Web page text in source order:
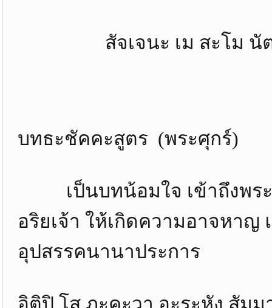
สัจเจนะ เม สะโม นัตถิ
บทธะชัคคะสูตร (พระศุกร์)
เป็นบทน้อมใจ เข้าถึงพระพุ
อริยเจ้า ให้เกิดความอาจหา
อุปสรรคนานาประการ